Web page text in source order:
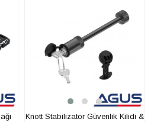
Knott Stabilizatör Güvenlik Kilidi &